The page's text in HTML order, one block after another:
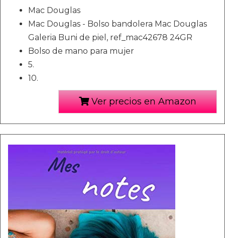
Mac Douglas
Mac Douglas - Bolso bandolera Mac Douglas
Galeria Buni de piel, ref_mac42678 24GR
Bolso de mano para mujer
5.
10.
Ver precios en Amazon